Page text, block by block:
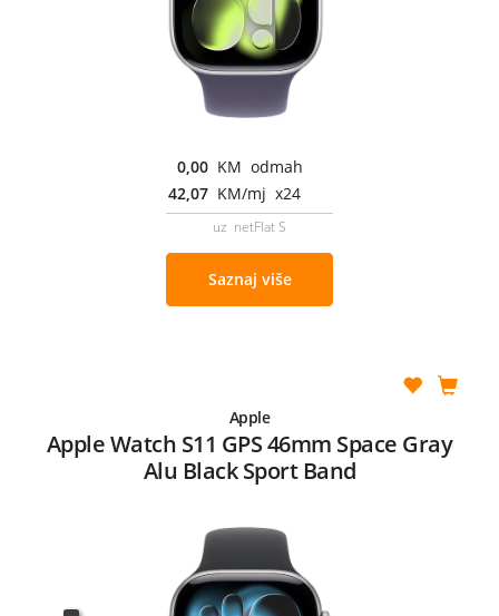
0,00 KM odmah
42,07 KM/mj x24
uz netFlat S
Saznaj više
Apple
Apple Watch S11 GPS 46mm Space Gray
Alu Black Sport Band